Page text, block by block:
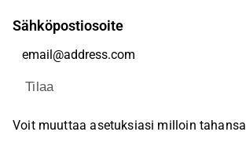
Sähköpostiosoite
Tilaa
Voit muuttaa asetuksiasi milloin tahansa